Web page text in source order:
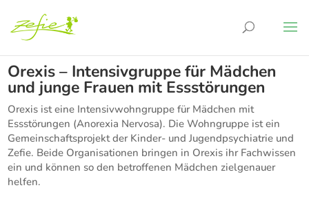
Orexis – Intensivgruppe für Mädchen
und junge Frauen mit Essstörungen
Orexis ist eine Intensivwohngruppe für Mädchen mit
Essstörungen (Anorexia Nervosa). Die Wohngruppe ist ein
Gemeinschaftsprojekt der Kinder- und Jugendpsychiatrie und
Zefie. Beide Organisationen bringen in Orexis ihr Fachwissen
ein und können so den betroffenen Mädchen zielgenauer
helfen.